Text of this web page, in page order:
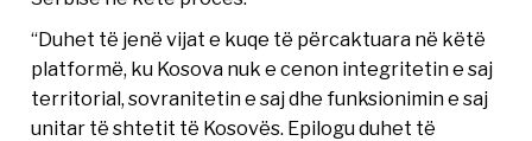
“Duhet të jenë vijat e kuqe të përcaktuara në këtë
platformë, ku Kosova nuk e cenon integritetin e saj
territorial, sovranitetin e saj dhe funksionimin e saj
unitar të shtetit të Kosovës. Epilogu duhet të